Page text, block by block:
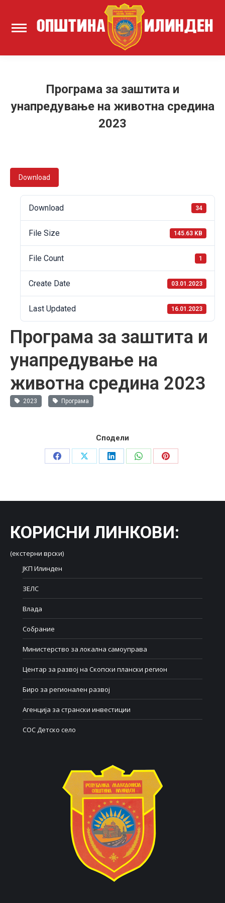
Програма за заштита и
унапредување на животна средина
2023
Download
Download 34
File Size 145.63 KB
File Count 1
Create Date 03.01.2023
Last Updated 16.01.2023
Програма за заштита и
унапредување на
животна средина 2023
2023 Програма
Сподели
Share
Share
Share
Share
Share
КОРИСНИ ЛИНКОВИ:
(екстерни врски)
ЈКП Илинден
ЗЕЛС
Влада
Собрание
Министерство за локална самоуправа
Центар за развој на Скопски плански регион
Биро за регионален развој
Агенција за странски инвестиции
СОС Детско село